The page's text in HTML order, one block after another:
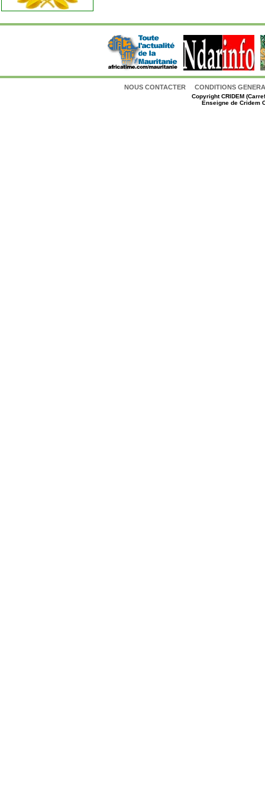
NOUS CONTACTER CONDITIONS
CopyrightCRIDEM
Enseigne de Cridem